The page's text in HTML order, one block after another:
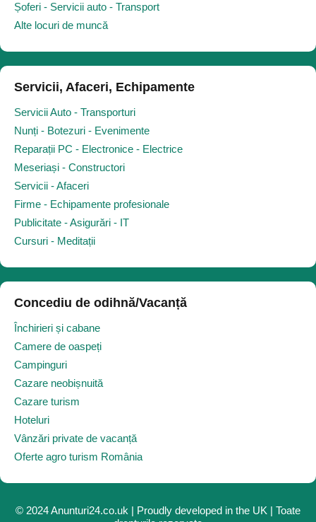
Șoferi - Servicii auto - Transport
Alte locuri de muncă
Servicii, Afaceri, Echipamente
Servicii Auto - Transporturi
Nunți - Botezuri - Evenimente
Reparații PC - Electronice - Electrice
Meseriași - Constructori
Servicii - Afaceri
Firme - Echipamente profesionale
Publicitate - Asigurări - IT
Cursuri - Meditații
Concediu de odihnă/Vacanță
Închirieri și cabane
Camere de oaspeți
Campinguri
Cazare neobișnuită
Cazare turism
Hoteluri
Vânzări private de vacanță
Oferte agro turism România
© 2024 Anunturi24.co.uk | Proudly developed in the UK | Toate